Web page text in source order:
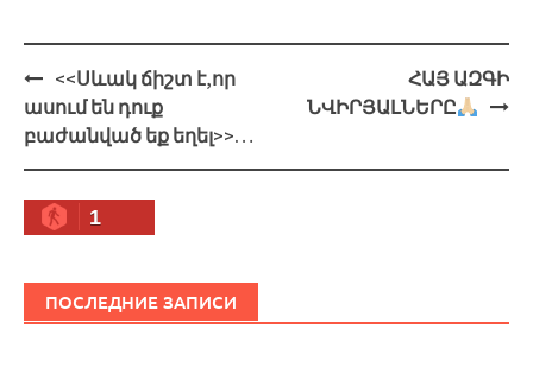
Навигация
<<Սևակ ճիշտ է,որ
ասում են դուք
բաժանված եք եղել>>…
ՀԱՅ ԱԶԳԻ
ՆՎԻՐՅԱԼՆԵՐԸ
1
ПОСЛЕДНИЕ ЗАПИСИ